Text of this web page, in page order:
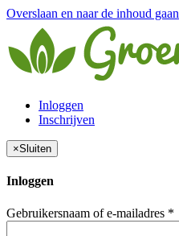
Overslaan en naar de inhoud gaan
Inloggen
Inschrijven
×Sluiten
Inloggen
Gebruikersnaam of e-mailadres *